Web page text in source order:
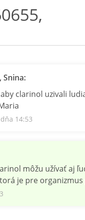
Snina:
aby clarinol uzivali
14:53
môžu užívať aj
je pre